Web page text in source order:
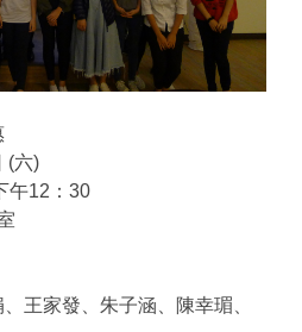
(六)
午12：30
王家發、朱子涵、陳幸瑂、